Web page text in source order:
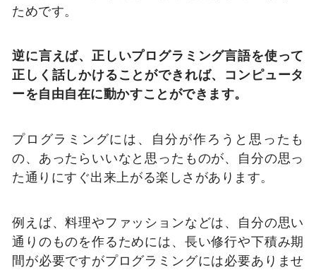
ためです。
逆に言えば、正しいプログラミング言語を使って
正しく話しかけることができれば、コンピュータ
ーを自由自在に動かすことができます。
プログラミングには、自分が作ろうと思ったも
の、あったらいいなと思ったものが、自分の思っ
た通りにすぐ出来上がる楽しさがあります。
例えば、料理やファッションなどは、自分の思い
通りのものを作るためには、長い修行や下積み期
間が必要ですがプログラミングには必要ありませ